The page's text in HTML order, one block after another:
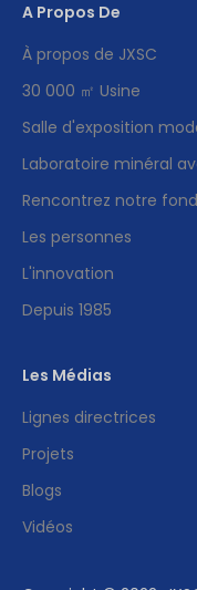
A Propos De
À propos de JXSC
30 000 ㎡ Usine
Salle d'exposition
Laboratoire minéral
Rencontrez notre
Les personnes
L'innovation
Depuis 1985
Les Médias
Lignes directrices
Projets
Blogs
Vidéos